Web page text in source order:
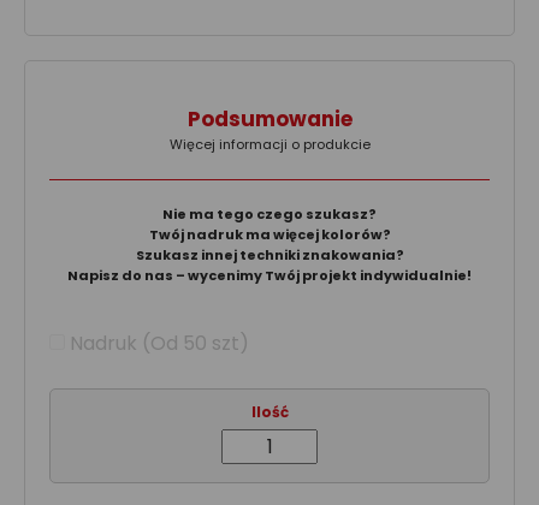
Podsumowanie
Więcej informacji o produkcie
Nie ma tego czego szukasz?
Twój nadruk ma więcej kolorów?
Szukasz innej techniki znakowania?
Napisz do nas – wycenimy Twój projekt indywidualnie!
Nadruk (Od 50 szt)
Ilość